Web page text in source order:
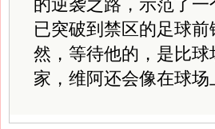
的逆袭之路，示范了
已突破到禁区的足球
然，等待他的，是比
家，维阿还会像在球